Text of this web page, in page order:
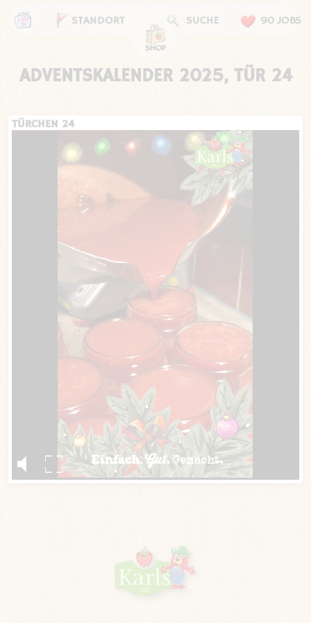
STANDORT SUCHE 90 JOBS
ADVENTSKALENDER 2025, TÜR 24
TÜRCHEN 24